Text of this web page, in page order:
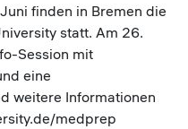
finden in Bremen die
statt. Am 26.
Session mit
eine
weitere Informationen
medprep